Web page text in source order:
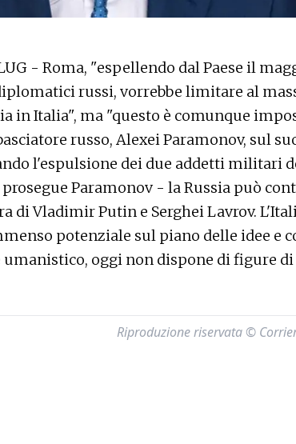
- Roma, "espellendo dal Paese il
russi, vorrebbe limitare al
in Italia", ma "questo è comunque
russo, Alexei Paramonov, sul
l'espulsione dei due addetti militari
Paramonov - la Russia può
di Vladimir Putin e Serghei Lavrov.
potenziale sul piano delle idee e
oggi non dispone di figure di
Riproduzione riservata ©